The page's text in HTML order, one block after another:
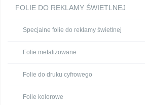
FOLIE DO REKLAMY ŚWIETLNEJ
Specjalne folie do reklamy świetlnej
Folie metalizowane
Folie do druku cyfrowego
Folie kolorowe